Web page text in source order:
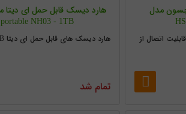
مدل
اتصال از
portable NH03 - 1TB
هارد دیسک های قابل حمل ای دیتا NH03 - 1TB
تمام شد